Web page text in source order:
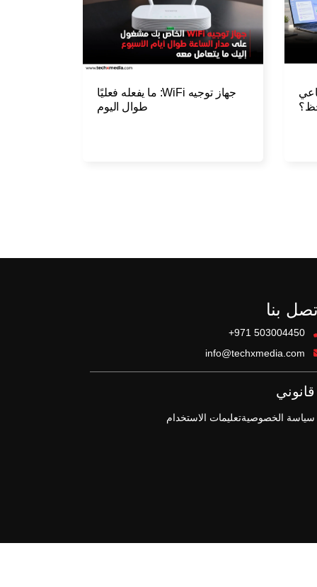
جهاز توجيه WiFi: ما يفعله فعليًا
طوال اليوم
اتصل بنا
+971 503004450
info@techxmedia.com
قانوني
سياسة الخصوصيةتعليمات الاستخدام